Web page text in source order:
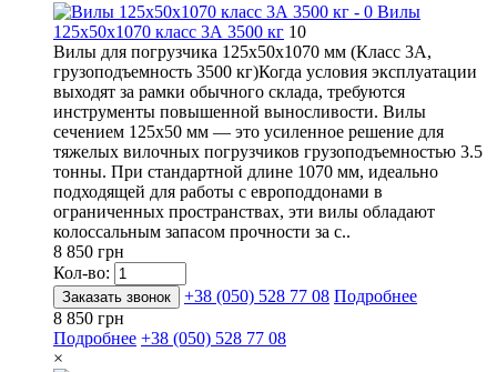
Вилы
125х50х1070 класс 3А 3500 кг 10
Вилы для погрузчика 125х50х1070 мм (Класс 3А,
грузоподъемность 3500 кг)Когда условия эксплуатации
выходят за рамки обычного склада, требуются
инструменты повышенной выносливости. Вилы
сечением 125х50 мм — это усиленное решение для
тяжелых вилочных погрузчиков грузоподъемностью 3.5
тонны. При стандартной длине 1070 мм, идеально
подходящей для работы с европоддонами в
ограниченных пространствах, эти вилы обладают
колоссальным запасом прочности за с..
8 850 грн
Кол-во:
Заказать звонок +38 (050) 528 77 08 Подробнее
8 850 грн
Подробнее +38 (050) 528 77 08
×